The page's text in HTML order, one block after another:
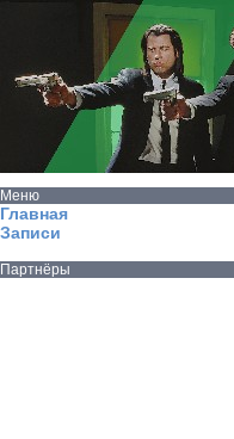
Меню
Главная
Записи
Партнёры